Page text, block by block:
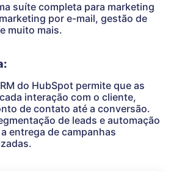
suíte completa para marketing
por e-mail, gestão de
muito mais.
do HubSpot permite que as
interação com o cliente,
de contato até a conversão.
de leads e automação
entrega de campanhas